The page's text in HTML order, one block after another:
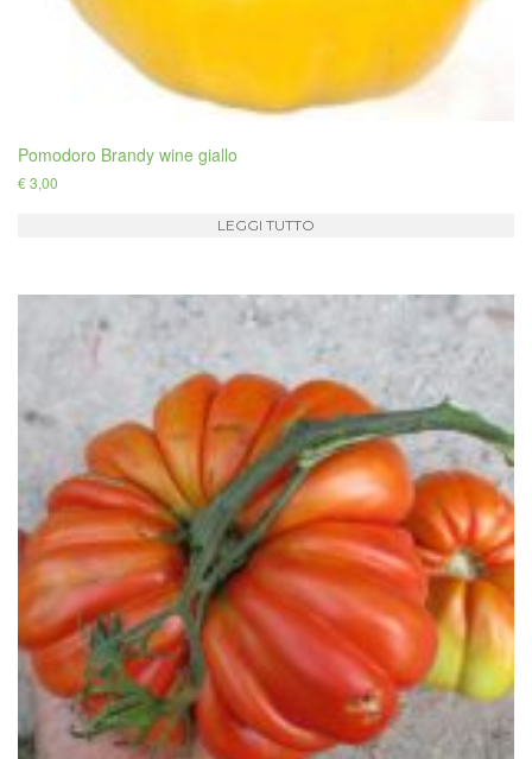
Pomodoro Brandy wine giallo
€3,00
LEGGI TUTTO